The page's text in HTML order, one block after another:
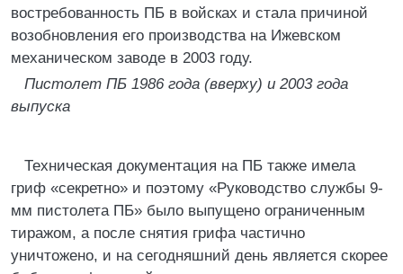
востребованность ПБ в войсках и стала причиной
возобновления его производства на Ижевском
механическом заводе в 2003 году.
Пистолет ПБ 1986 года (вверху) и 2003 года
выпуска
Техническая документация на ПБ также имела
гриф «секретно» и поэтому «Руководство службы 9-
мм пистолета ПБ» было выпущено ограниченным
тиражом, а после снятия грифа частично
уничтожено, и на сегодняшний день является скорее